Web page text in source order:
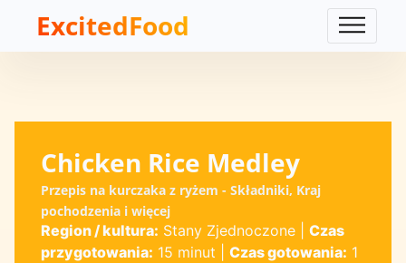
ExcitedFood
Chicken Rice Medley
Przepis na kurczaka z ryżem - Składniki, Kraj
pochodzenia i więcej
Region / kultura: Stany Zjednoczone| Czas
przygotowania: 15 minut Czas gotowania: 1